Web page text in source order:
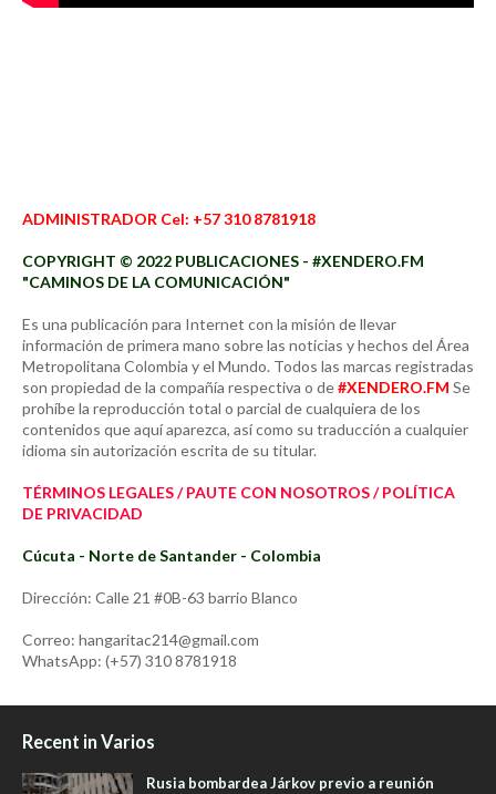
ADMINISTRADOR Cel: +57 310 8781918
COPYRIGHT © 2022 PUBLICACIONES - #XENDERO.FM
"CAMINOS DE LA COMUNICACIÓN"
Es una publicación para Internet con la misión de llevar
información de primera mano sobre las noticias y hechos del Área
Metropolitana Colombia y el Mundo. Todos las marcas registradas
son propiedad de la compañía respectiva o de#XENDERO.FM Se
prohíbe la reproducción total o parcial de cualquiera de los
contenidos que aquí aparezca, así como su traducción a cualquier
idioma sin autorización escrita de su titular.
TÉRMINOS LEGALES / PAUTE CON NOSOTROS / POLÍTICA
DE PRIVACIDAD
Cúcuta - Norte de Santander - Colombia
Dirección: Calle 21 #0B-63 barrio Blanco
Correo: hangaritac214@gmail.com
WhatsApp: (+57) 310 8781918
Recent in Varios
Rusia bombardea Járkov previo a reunión